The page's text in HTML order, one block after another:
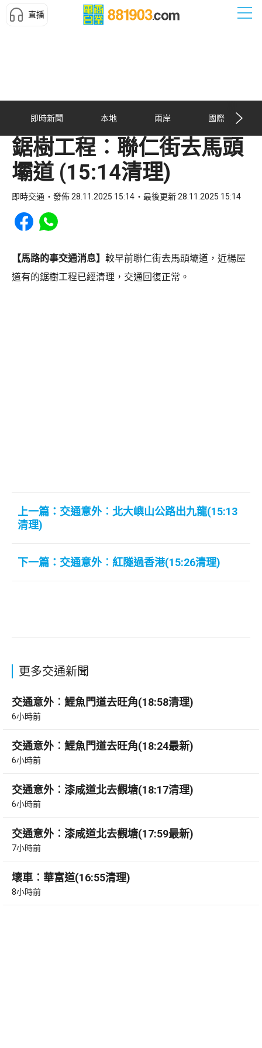
直播
即時新聞 本地 兩岸 國際
鋸樹工程︰聯仁街去馬頭
壩道 (15:14清理)
即時交通 發佈 28.11.2025 15:14 最後更新 28.11.2025 15:14
Share to Facebook
Share to WhatsApp
【馬路的事交通消息】 較早前聯仁街去馬頭壩道，近楊屋
道有的鋸樹工程已經清理，交通回復正常。
上一篇：交通意外︰北大嶼山公路出九龍(15:13
清理)
下一篇：交通意外︰紅隧過香港(15:26清理)
更多交通新聞
交通意外︰鯉魚門道去旺角(18:58清理)
6小時前
交通意外︰鯉魚門道去旺角(18:24最新)
6小時前
交通意外︰漆咸道北去觀塘(18:17清理)
6小時前
交通意外︰漆咸道北去觀塘(17:59最新)
7小時前
壞車︰華富道(16:55清理)
8小時前